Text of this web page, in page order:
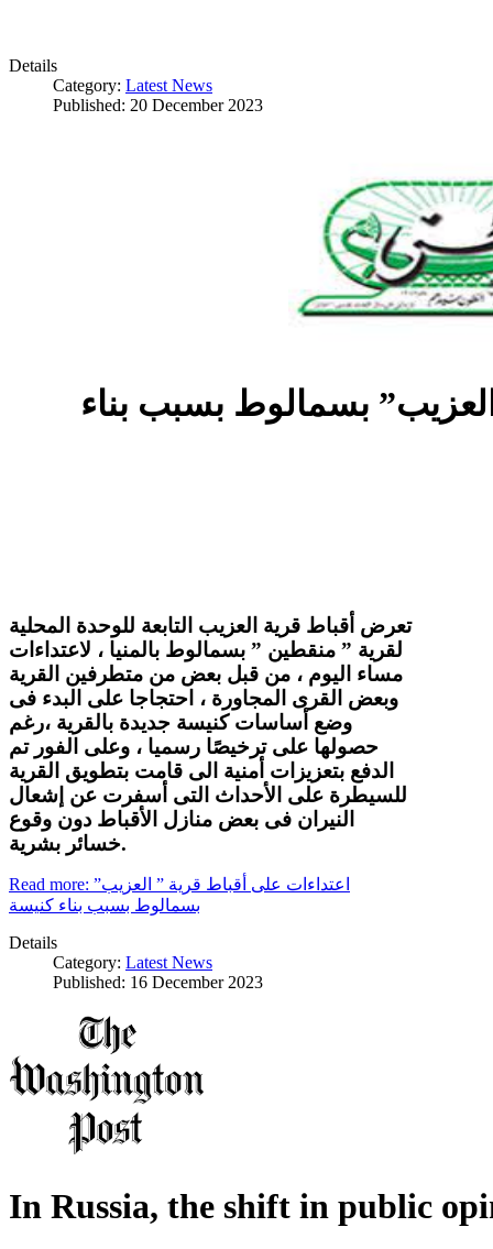
Details
Category: Latest News
Published: 20 December 2023
بسمالوط بسبب بناء
تعرض أقباط قرية العزيب التابعة للوحدة المحلية
لقرية ” منقطين ” بسمالوط بالمنيا ، لاعتداءات
مساء اليوم ، من قبل بعض من متطرفين القرية
وبعض القرى المجاورة ، احتجاجا على البدء فى
وضع أساسات كنيسة جديدة بالقرية ،رغم
حصولها على ترخيصًا رسميا ، وعلى الفور تم
الدفع بتعزيزات أمنية الى قامت بتطويق القرية
للسيطرة على الأحداث التى أسفرت عن إشعال
النيران فى بعض منازل الأقباط دون وقوع
خسائر بشرية.
Read more: اعتداءات على أقباط قرية ” العزيب”
بسمالوط بسبب بناء كنيسة
Details
Category: Latest News
Published: 16 December 2023
In Russia, the shift in public